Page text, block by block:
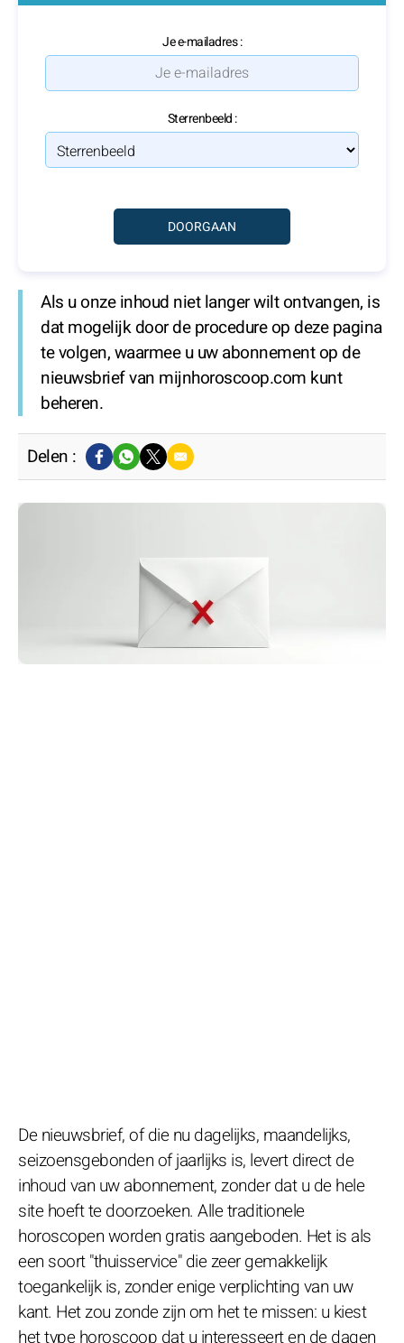
Je e-mailadres :
Sterrenbeeld :
Als u onze inhoud niet langer wilt ontvangen, is
dat mogelijk door de procedure op deze pagina
te volgen, waarmee u uw abonnement op de
nieuwsbrief van mijnhoroscoop.com kunt
beheren.
Delen :
De nieuwsbrief, of die nu dagelijks, maandelijks,
seizoensgebonden of jaarlijks is, levert direct de
inhoud van uw abonnement, zonder dat u de hele
site hoeft te doorzoeken. Alle traditionele
horoscopen worden gratis aangeboden. Het is als
een soort "thuisservice" die zeer gemakkelijk
toegankelijk is, zonder enige verplichting van uw
kant. Het zou zonde zijn om het te missen: u kiest
het type horoscoop dat u interesseert en de dagen